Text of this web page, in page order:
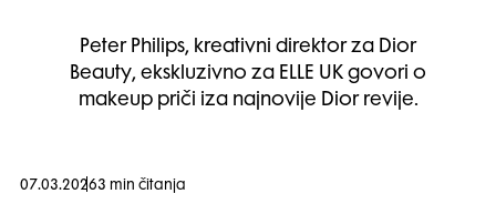
Peter Philips, kreativni direktor za Dior
Beauty, ekskluzivno za ELLE UK govori o
makeup priči iza najnovije Dior revije.
07.03.20263 min čitanja